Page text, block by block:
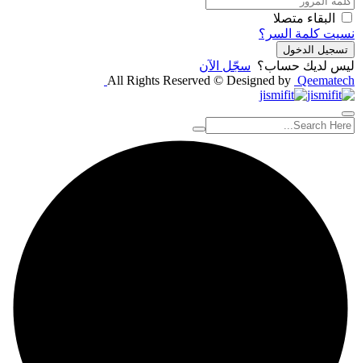
البقاء متصلا
نسيت كلمة السر؟
تسجيل الدخول
ليس لديك حساب؟ سجّل الآن
All Rights Reserved © Designed by Qeematech